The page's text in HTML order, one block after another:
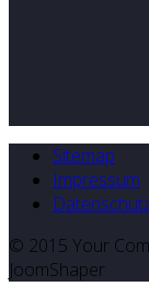
Sitemap
Impressum
© 2015 Your
JoomShaper